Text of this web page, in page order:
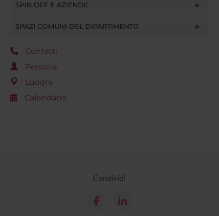
SPIN OFF E AZIENDE
SPAZI COMUNI DEL DIPARTIMENTO
Contatti
Persone
Luoghi
Calendario
Condividi